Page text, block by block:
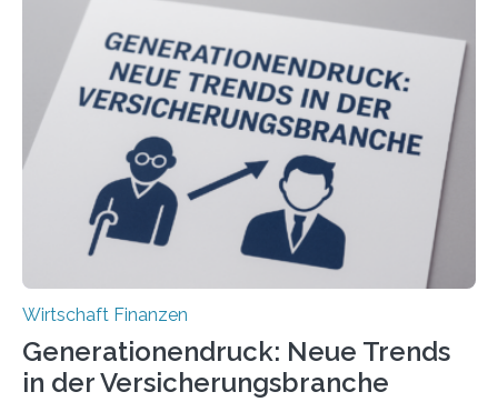
Wirtschaft Finanzen
Generationendruck: Neue Trends
in der Versicherungsbranche